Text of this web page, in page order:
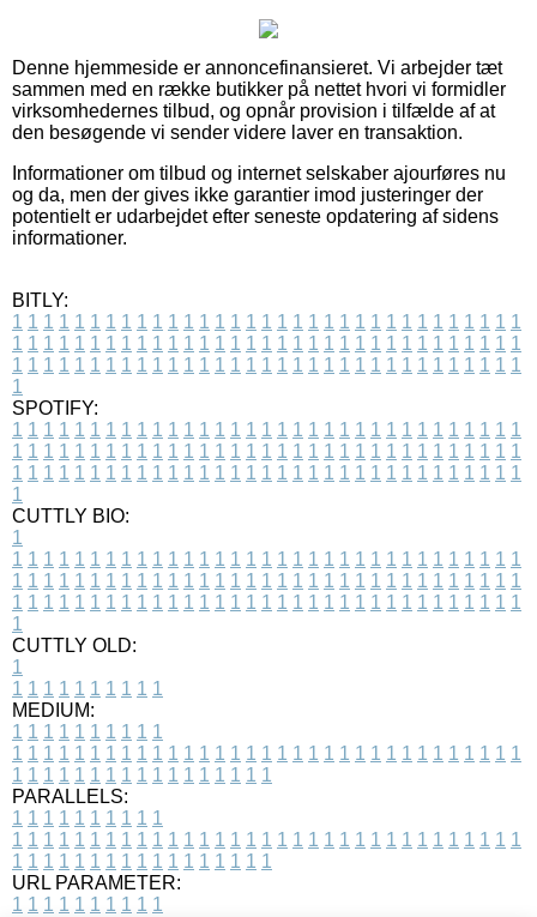
Denne hjemmeside er annoncefinansieret. Vi arbejder tæt
sammen med en række butikker på nettet hvori vi formidler
virksomhedernes tilbud, og opnår provision i tilfælde af at
den besøgende vi sender videre laver en transaktion.
Informationer om tilbud og internet selskaber ajourføres nu
og da, men der gives ikke garantier imod justeringer der
potentielt er udarbejdet efter seneste opdatering af sidens
informationer.
BITLY:
1 1 1 1 1 1 1 1 1 1 1 1 1 1 1 1 1 1 1 1 1 1 1 1 1 1 1 1 1 1 1 1 1
1 1 1 1 1 1 1 1 1 1 1 1 1 1 1 1 1 1 1 1 1 1 1 1 1 1 1 1 1 1 1 1 1
1 1 1 1 1 1 1 1 1 1 1 1 1 1 1 1 1 1 1 1 1 1 1 1 1 1 1 1 1 1 1 1 1
1
SPOTIFY:
1 1 1 1 1 1 1 1 1 1 1 1 1 1 1 1 1 1 1 1 1 1 1 1 1 1 1 1 1 1 1 1 1
1 1 1 1 1 1 1 1 1 1 1 1 1 1 1 1 1 1 1 1 1 1 1 1 1 1 1 1 1 1 1 1 1
1 1 1 1 1 1 1 1 1 1 1 1 1 1 1 1 1 1 1 1 1 1 1 1 1 1 1 1 1 1 1 1 1
1
CUTTLY BIO:
1
1 1 1 1 1 1 1 1 1 1 1 1 1 1 1 1 1 1 1 1 1 1 1 1 1 1 1 1 1 1 1 1 1
1 1 1 1 1 1 1 1 1 1 1 1 1 1 1 1 1 1 1 1 1 1 1 1 1 1 1 1 1 1 1 1 1
1 1 1 1 1 1 1 1 1 1 1 1 1 1 1 1 1 1 1 1 1 1 1 1 1 1 1 1 1 1 1 1 1
1
CUTTLY OLD:
1
1 1 1 1 1 1 1 1 1 1
MEDIUM:
1 1 1 1 1 1 1 1 1 1
1 1 1 1 1 1 1 1 1 1 1 1 1 1 1 1 1 1 1 1 1 1 1 1 1 1 1 1 1 1 1 1 1
1 1 1 1 1 1 1 1 1 1 1 1 1 1 1 1 1
PARALLELS:
1 1 1 1 1 1 1 1 1 1
1 1 1 1 1 1 1 1 1 1 1 1 1 1 1 1 1 1 1 1 1 1 1 1 1 1 1 1 1 1 1 1 1
1 1 1 1 1 1 1 1 1 1 1 1 1 1 1 1 1
URL PARAMETER:
1 1 1 1 1 1 1 1 1 1